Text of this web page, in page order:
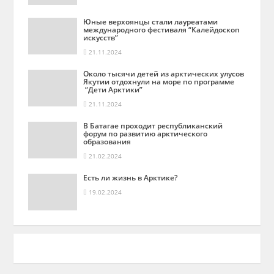
Юные верхоянцы стали лауреатами
международного фестиваля “Калейдоскоп
искусств”
21.11.2024
Около тысячи детей из арктических улусов
Якутии отдохнули на море по программе
“Дети Арктики”
21.11.2024
В Батагае проходит республиканский
форум по развитию арктического
образования
21.02.2024
Есть ли жизнь в Арктике?
19.02.2024